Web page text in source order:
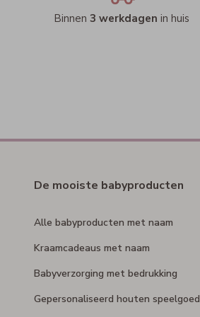
Binnen 3 werkdagen in huis
De mooiste babyproducten
Alle babyproducten met naam
Kraamcadeaus met naam
Babyverzorging met bedrukking
Gepersonaliseerd houten speelgoed